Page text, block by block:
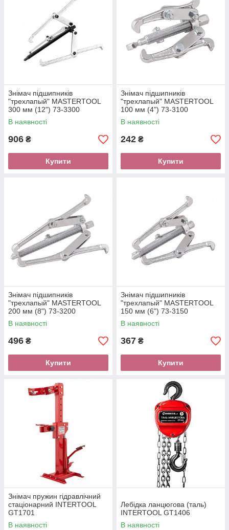
Знімач підшипників
"трехлапый" MASTERTOOL
300 мм (12") 73-3300
В наявності
906 ₴
Купити
Знімач підшипників
"трехлапый" MASTERTOOL
100 мм (4") 73-3100
В наявності
242 ₴
Купити
Знімач підшипників
"трехлапый" MASTERTOOL
200 мм (8") 73-3200
В наявності
496 ₴
Купити
Знімач підшипників
"трехлапый" MASTERTOOL
150 мм (6") 73-3150
В наявності
367 ₴
Купити
Знімач пружин гідравлічний
стаціонарний INTERTOOL
GT1701
В наявності
Лебідка ланцюгова (таль)
INTERTOOL GT1406
В наявності